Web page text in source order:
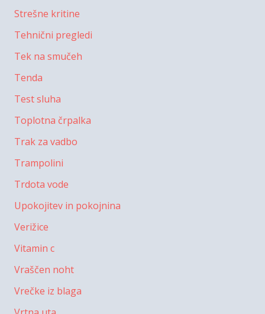
Strešne kritine
Tehnični pregledi
Tek na smučeh
Tenda
Test sluha
Toplotna črpalka
Trak za vadbo
Trampolini
Trdota vode
Upokojitev in pokojnina
Verižice
Vitamin c
Vraščen noht
Vrečke iz blaga